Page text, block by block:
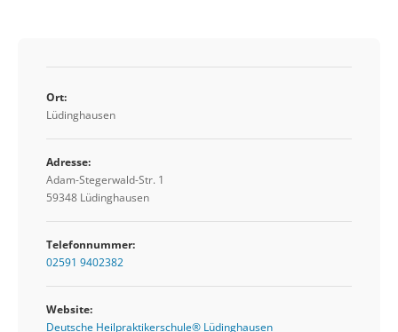
Ort:
Lüdinghausen
Adresse:
Adam-Stegerwald-Str. 1
59348 Lüdinghausen
Telefonnummer:
02591 9402382
Website:
Deutsche Heilpraktikerschule® Lüdinghausen